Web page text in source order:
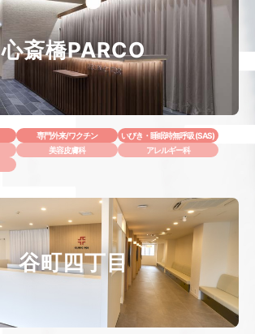
心斎橋PARCO
専門外来/ワクチン
いびき・睡眠時無呼吸 (SAS)
美容皮膚科
アレルギー科
谷町四丁目